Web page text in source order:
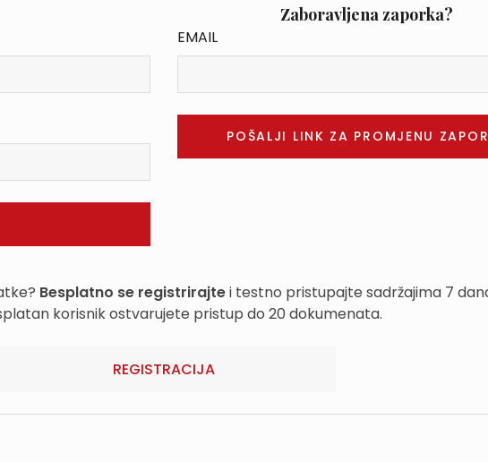
Zaboravljena zaporka?
EMAIL
Besplatno se registrirajtei testno pristupajte sadržajima 7
korisnik ostvarujete pristup do 20 dokumenata.
REGISTRACIJA